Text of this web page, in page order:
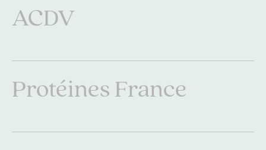
ACDV
ACDV
Protéines France
Protéines France